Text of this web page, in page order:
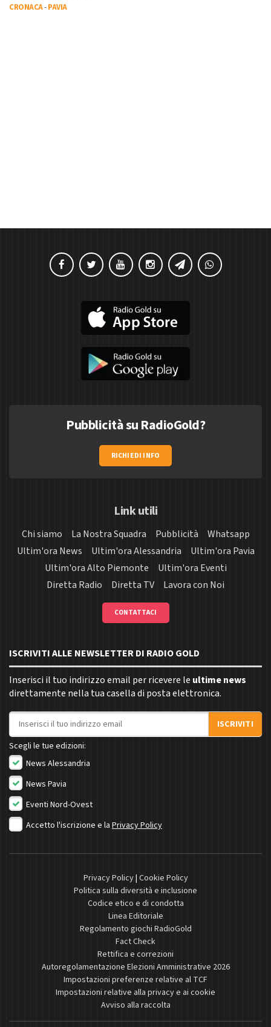
CRONACA-PAVIA
Pubblicità su RadioGold?
RICHIEDI INFO
Link utili
Chi siamo La Nostra Squadra Pubblicità
Whatsapp
Ultim'ora News
Ultim'ora Alessandria
Ultim'ora Pavia
Ultim'ora Alto Piemonte
Ultim'ora Eventi
Diretta Radio
Diretta TV Lavora con Noi
CONTATTACI
ISCRIVITI ALLE NEWSLETTER DI RADIO GOLD
Inserisci il tuo indirizzo email per ricevere le ultime news
direttamente nella tua casella di posta elettronica.
Indirizzo email
ISCRIVITI
Scegli le tue edizioni:
News Alessandria
News Pavia
Eventi Nord-Ovest
Accetto l'iscrizione e la Privacy Policy
Privacy Policy| Cookie Policy
Politica sulla diversità e inclusione
Codice etico e di condotta
Linea Editoriale
Regolamento giochi RadioGold
Fact Check
Rettifica e correzioni
Autoregolamentazione Elezioni Amministrative 2026
Impostazioni preferenze relative al TCF
Impostazioni relative alla privacy e ai cookie
Avviso alla raccolta